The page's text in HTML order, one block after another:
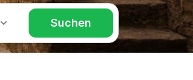
Suchen